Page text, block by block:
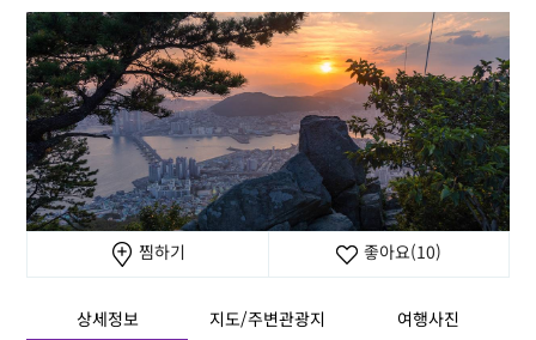
찜하기 좋아요(10)
상세정보 지도/주변관광지 여행사진